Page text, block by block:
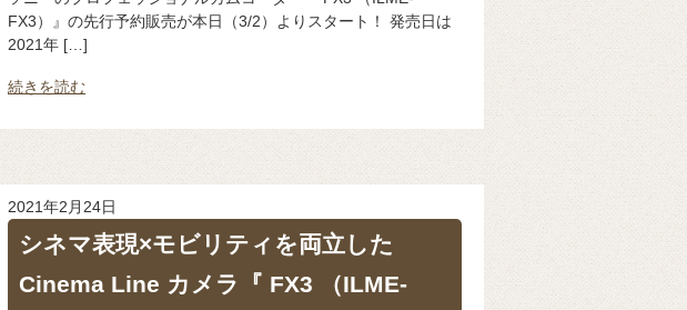
FX3）』の先行予約販売が本日（3/2）よりスタート！ 発売日は
2021年 […]
続きを読む
2021年2月24日
シネマ表現×モビリティを両立した
Cinema Line カメラ『 FX3 （ILME-